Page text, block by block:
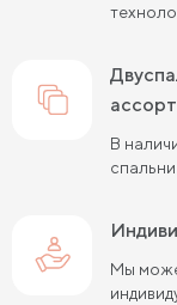
Двуспальные кровати 160х200 см в
В
Мы